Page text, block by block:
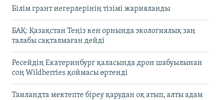
Білім грант иегерлерінің тізімі жарияланды
БАҚ: Қазақстан Теңіз кен орнында экологиялық заң
талабы сақталмаған дейді
Ресейдің Екатеринбург қаласында дрон шабуылынан
соң Wildberries қоймасы өртенді
Таиландта мектепте біреу қарудан оқ атып, алты адам